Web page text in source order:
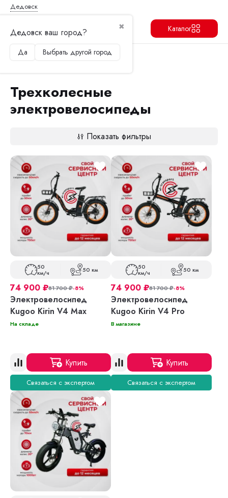
Дедовск
✖
Дедовск ваш город?
Да Выбрать другой город
Каталог
Главная
Электровелосипеды
Трехколесные
электровелосипеды
Показать фильтры
50
км/ч 50 км
74 900 ₽81 700₽-8%
Электровелосипед
Kugoo Kirin V4 Max
На складе
Купить
Связаться с экспертом
50
км/ч 50 км
74 900 ₽81 700₽-8%
Электровелосипед
Kugoo Kirin V4 Pro
В магазине
Купить
Связаться с экспертом
Продолжить